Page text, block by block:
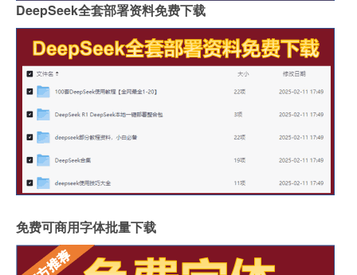
DeepSeek全套部署资料免费下载
免费可商用字体批量下载